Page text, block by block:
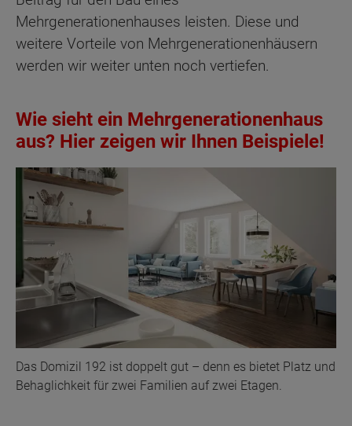
Mehrgenerationenhauses leisten. Diese und
weitere Vorteile von Mehrgenerationenhäusern
werden wir weiter unten noch vertiefen.
Wie sieht ein Mehrgenerationenhaus
aus? Hier zeigen wir Ihnen Beispiele!
Das Domizil 192 ist doppelt gut – denn es bietet Platz und
Behaglichkeit für zwei Familien auf zwei Etagen.